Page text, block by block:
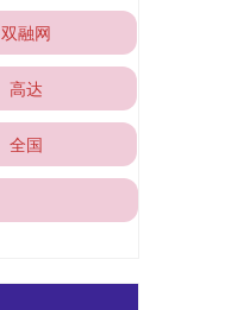
双融网
高达
全国